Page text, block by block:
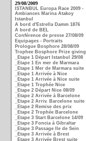
29/08/2009
ISTANBUL Europa Race 2009 -
Ambiances Marina Atakoy
Istanbul
A bord d'Estrella Damm 1876
A bord de BEL
Conférence de presse 27/08/09
Equipages - Portraits
Prologue Bosphore 28/08/09
Trophee Bosphore Prize giving
_Etape 1 Départ Istanbul 29/08
_Etape 1 En mer de Marmara
_Etape 1 Mer de Marmara suite
_Etape 1 Arrivée à Nice
_Etape 1 Arrivée à Nice suite
_Etape 1 Trophée Nice
_Etape 2 Départ Nice 08/09
_Etape 2 Arrivée à Barcelone
_Etape 2 Arriv. Barcelone suite
_Etape 2 Remise des prix
_Etape 2 Trophée Barcelone
_Etape 3 Start Barcelone 14/09
_Etape 3 Foncia à Gibraltar
_Etape 3 Passage Ile de Sein
_Etape 3 Arrivée à Brest
_Etape 3 Arrivée Brest suite